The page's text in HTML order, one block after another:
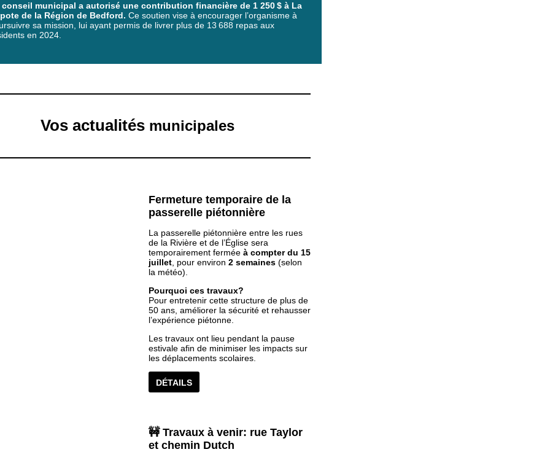
conseil municipal a autorisé une contribution financière de 1 250 $ à La
de la Région de Bedford. Ce soutien vise à encourager l’organisme à
sa mission, lui ayant permis de livrer plus de 13 688 repas aux
en 2024.
Vos actualités municipales
Fermeture temporaire de la
passerelle piétonnière
La passerelle piétonnière entre les rues
de la Rivière et de l’Église sera
temporairement fermée à compter du 15
juillet , pour environ 2 semaines (selon
la météo).
Pourquoi ces travaux?
Pour entretenir cette structure de plus de
50 ans, améliorer la sécurité et rehausser
l’expérience piétonne.
Les travaux ont lieu pendant la pause
estivale afin de minimiser les impacts sur
les déplacements scolaires.
DÉTAILS
🚧 Travaux à venir: rue Taylor
et chemin Dutch